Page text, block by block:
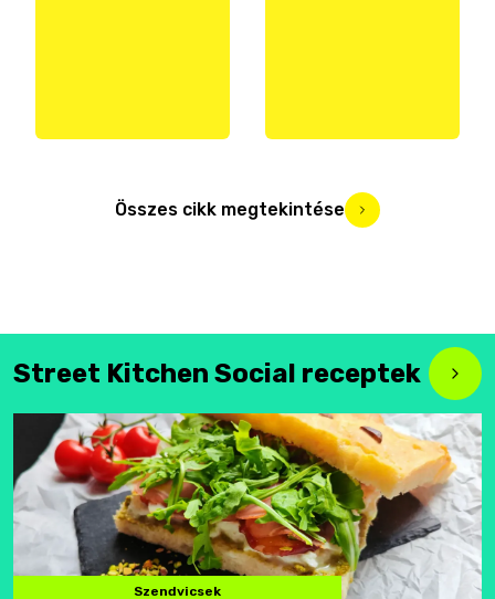
Összes cikk megtekintése
Street Kitchen Social receptek
Szendvicsek